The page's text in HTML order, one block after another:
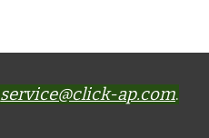
service@click-ap.com.